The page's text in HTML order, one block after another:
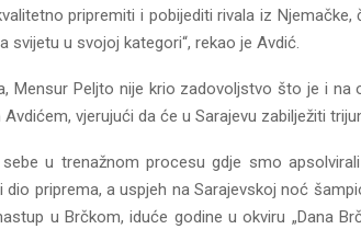
pripremiti i pobijediti rivala iz
svijetu u svojoj kategori“, rekao je Avdić.
Mensur Peljto nije krio zadovoljstvo što je i na
vjerujući da će u Sarajevu zabilježiti
u trenažnom procesu gdje smo
priprema, a uspjeh na Sarajevskoj noć
u Brčkom, iduće godine u okviru „Dana